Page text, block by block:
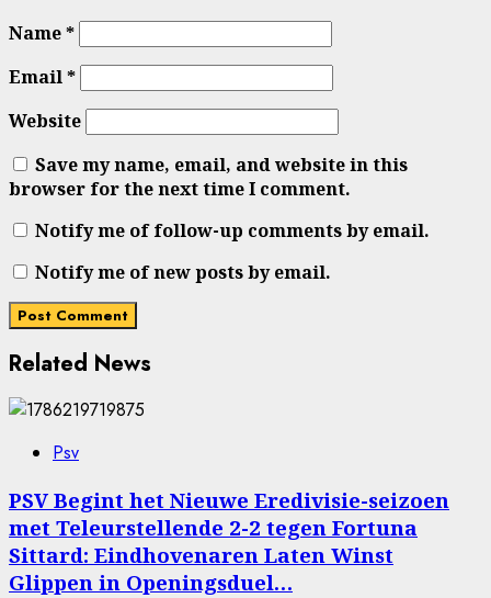
Name*
Email*
Website
Save my name, email, and website in this
browser for the next time I comment.
Notify me of follow-up comments by email.
Notify me of new posts by email.
Related News
Psv
PSV Begint het Nieuwe Eredivisie-seizoen
met Teleurstellende 2-2 tegen Fortuna
Sittard: Eindhovenaren Laten Winst
Glippen in Openingsduel…